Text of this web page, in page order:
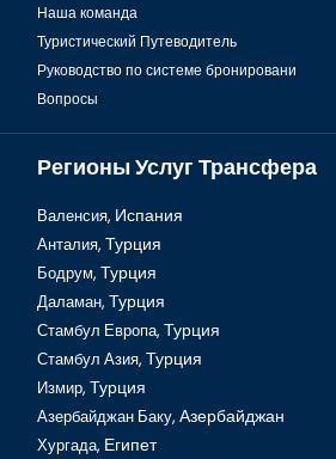
Наша команда
Туристический Путеводитель
Руководство по системе бронировани
Вопросы
Регионы Услуг Трансфера
Валенсия, Испания
Анталия, Турция
Бодрум, Турция
Даламан, Турция
Стамбул Европа, Турция
Стамбул Азия, Турция
Измир, Турция
Азербайджан Баку, Азербайджан
Хургада, Египет